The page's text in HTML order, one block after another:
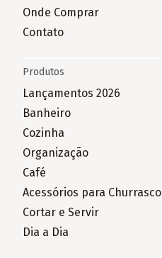
Onde Comprar
Contato
Produtos
Lançamentos 2026
Banheiro
Cozinha
Organização
Café
Acessórios para Churrasco
Cortar e Servir
Dia a Dia